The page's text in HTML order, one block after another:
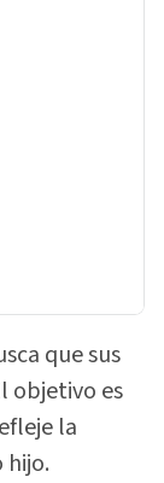
que sus
objetivo es
la